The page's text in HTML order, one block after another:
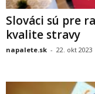
Slováci sú pre
kvalite stravy
napalete.sk - 22. okt 2023